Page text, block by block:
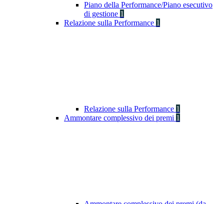
Piano della Performance/Piano esecutivo
di gestione 1
Relazione sulla Performance 1
Relazione sulla Performance 1
Ammontare complessivo dei premi 1